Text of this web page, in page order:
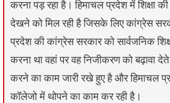
करना पड़ रहा है। हिमाचल प्रदेश में शिक्षा की
देखने को मिल रही है जिसके लिए कांग्रेस
प्रदेश की कांग्रेस सरकार को सार्वजनिक
करना था वहां पर वह निजीकरण को बढ़ावा
करने का काम जारी रखे हुए है और हिमाचल
कॉलेजो में थोपने का काम कर रही है।